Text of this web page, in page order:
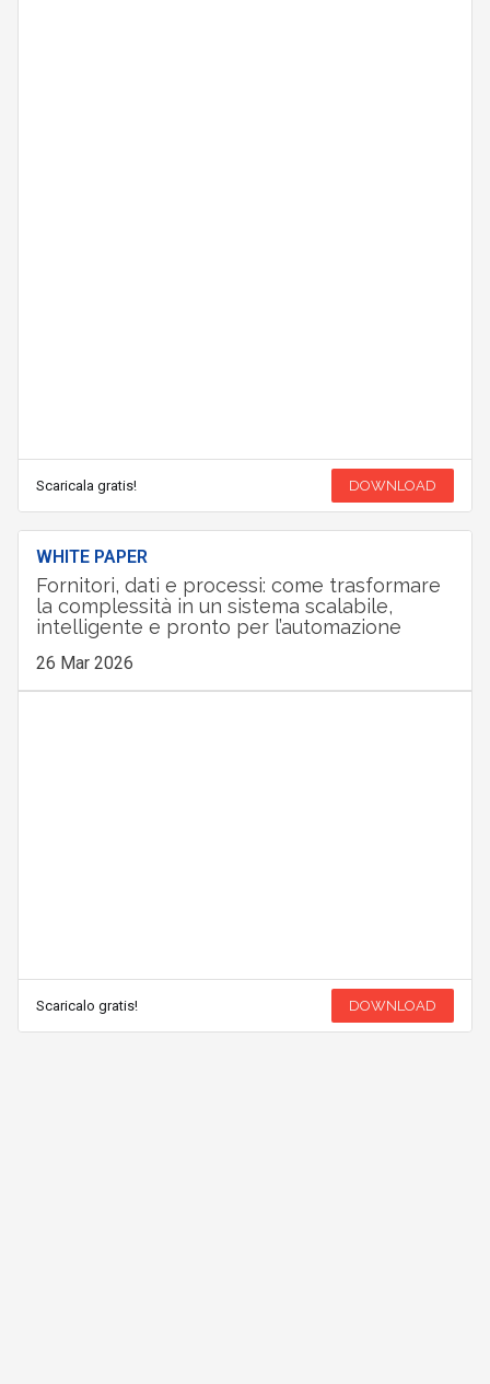
Scaricala gratis! DOWNLOAD
WHITE PAPER
Fornitori, dati e processi: come trasformare
la complessità in un sistema scalabile,
intelligente e pronto per l’automazione
26 Mar 2026
Scaricalo gratis! DOWNLOAD